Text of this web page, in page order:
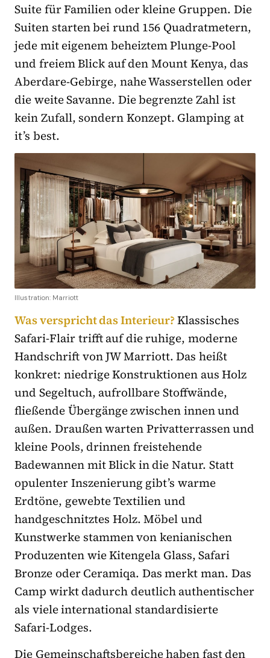
Suite für Familien oder kleine Gruppen. Die
Suiten starten bei rund 156 Quadratmetern,
jede mit eigenem beheiztem Plunge-Pool
und freiem Blick auf den Mount Kenya, das
Aberdare-Gebirge, nahe Wasserstellen oder
die weite Savanne. Die begrenzte Zahl ist
kein Zufall, sondern Konzept. Glamping at
it’s best.
Illustration: Marriott
Was verspricht das Interieur?Klassisches
Safari-Flair trifft auf die ruhige, moderne
Handschrift von JW Marriott. Das heißt
konkret: niedrige Konstruktionen aus Holz
und Segeltuch, aufrollbare Stoffwände,
fließende Übergänge zwischen innen und
außen. Draußen warten Privatterrassen und
kleine Pools, drinnen freistehende
Badewannen mit Blick in die Natur. Statt
opulenter Inszenierung gibt’s warme
Erdtöne, gewebte Textilien und
handgeschnitztes Holz. Möbel und
Kunstwerke stammen von kenianischen
Produzenten wie Kitengela Glass, Safari
Bronze oder Ceramiqa. Das merkt man. Das
Camp wirkt dadurch deutlich authentischer
als viele international standardisierte
Safari-Lodges.
Die Gemeinschaftsbereiche haben fast den